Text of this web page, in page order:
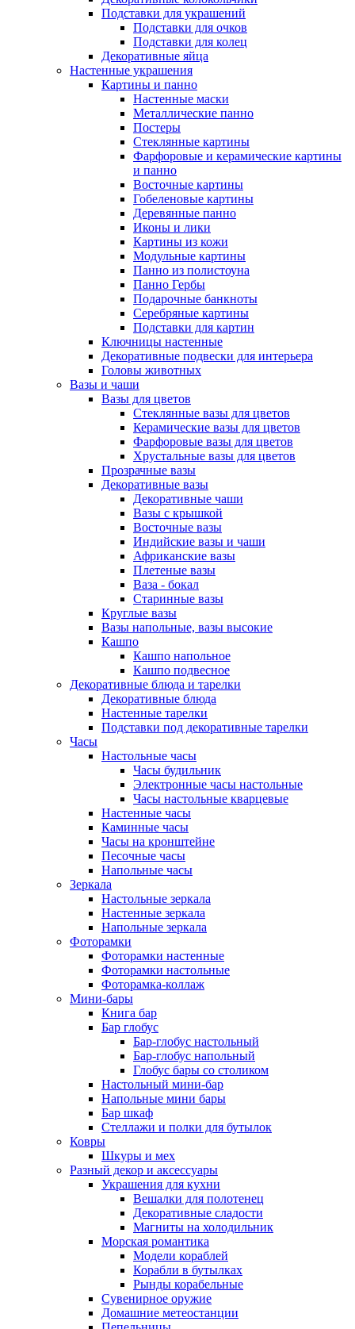
Подставки для украшений
Подставки для очков
Подставки для колец
Декоративные яйца
Настенные украшения
Картины и панно
Настенные маски
Металлические панно
Постеры
Стеклянные картины
Фарфоровые и керамические картины
и панно
Восточные картины
Гобеленовые картины
Деревянные панно
Иконы и лики
Картины из кожи
Модульные картины
Панно из полистоуна
Панно Гербы
Подарочные банкноты
Серебряные картины
Подставки для картин
Ключницы настенные
Декоративные подвески для интерьера
Головы животных
Вазы и чаши
Вазы для цветов
Стеклянные вазы для цветов
Керамические вазы для цветов
Фарфоровые вазы для цветов
Хрустальные вазы для цветов
Прозрачные вазы
Декоративные вазы
Декоративные чаши
Вазы с крышкой
Восточные вазы
Индийские вазы и чаши
Африканские вазы
Плетеные вазы
Ваза - бокал
Старинные вазы
Круглые вазы
Вазы напольные, вазы высокие
Кашпо
Кашпо напольное
Кашпо подвесное
Декоративные блюда и тарелки
Декоративные блюда
Настенные тарелки
Подставки под декоративные тарелки
Часы
Настольные часы
Часы будильник
Электронные часы настольные
Часы настольные кварцевые
Настенные часы
Каминные часы
Часы на кронштейне
Песочные часы
Напольные часы
Зеркала
Настольные зеркала
Настенные зеркала
Напольные зеркала
Фоторамки
Фоторамки настенные
Фоторамки настольные
Фоторамка-коллаж
Мини-бары
Книга бар
Бар глобус
Бар-глобус настольный
Бар-глобус напольный
Глобус бары со столиком
Настольный мини-бар
Напольные мини бары
Бар шкаф
Стеллажи и полки для бутылок
Ковры
Шкуры и мех
Разный декор и аксессуары
Украшения для кухни
Вешалки для полотенец
Декоративные сладости
Магниты на холодильник
Морская романтика
Модели кораблей
Корабли в бутылках
Рынды корабельные
Сувенирное оружие
Домашние метеостанции